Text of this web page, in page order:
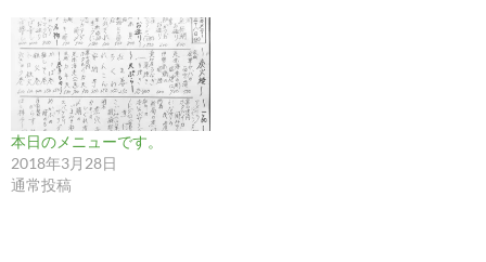
本日のメニューです。
2018年3月28日
通常投稿